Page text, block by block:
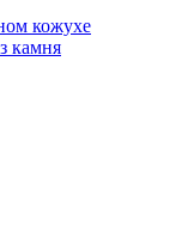
кожухе
камня